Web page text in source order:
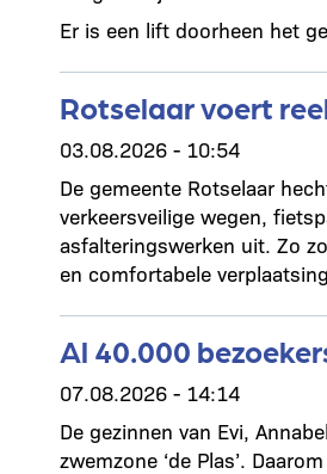
Er is een lift doorheen het
Rotselaar voert
03.08.2026 - 10:54
De gemeente Rotselaar
verkeersveilige wegen,
asfalteringswerken uit. Zo
en comfortabele
Al 40.000
07.08.2026 - 14:14
De gezinnen van Evi,
zwemzone ‘de Plas’.